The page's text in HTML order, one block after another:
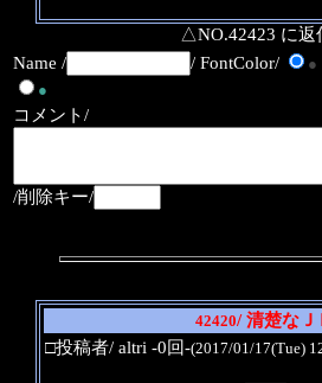
△NO.42423 に
Name /
/ FontColor/ ●
●
コメント/
/削除キー/
42420/ 清楚なＪ
□投稿者/ altri -0回-(2017/01/17(Tue)